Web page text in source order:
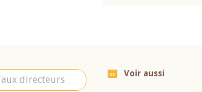
directeurs
Voir aussi